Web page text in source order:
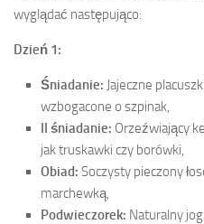
wyglądać następująco:
Dzień 1:
Śniadanie: Jajeczne
wzbogacone o szpinak,
II śniadanie: Orzeźwiający
jak truskawki czy borówki,
Obiad: Soczysty pieczony
marchewką,
Podwieczorek: Naturalny